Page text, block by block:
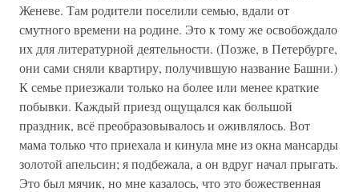
Женеве. Там родители поселили семью, вдали от
смутного времени на родине. Это к тому же освобождало
их для литературной деятельности. (Позже, в Петербурге,
они сами сняли квартиру, получившую название Башни.)
К семье приезжали только на более или менее краткие
побывки. Каждый приезд ощущался как большой
праздник, всё преобразовывалось и оживлялось. Вот
мама только что приехала и кинула мне из окна мансарды
золотой апельсин; я подбежала, а он вдруг начал прыгать.
Это был мячик, но мне казалось, что это божественная